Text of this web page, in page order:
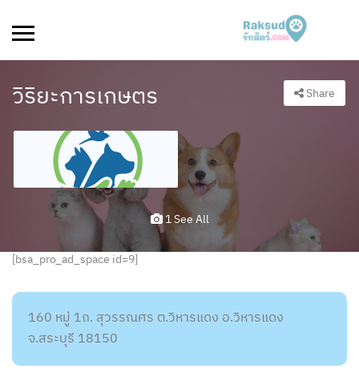
วิริยะการเกษตร Share
1 See All
[bsa_pro_ad_space id=9]
160 หมู่ 1ถ. สุวรรณศร ต.วิหารแดง อ.วิหารแดง
จ.สระบุรี 18150